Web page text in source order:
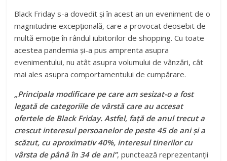
Black Friday s-a dovedit și în acest an un eveniment de o
magnitudine excepțională, care a provocat deosebit de
multă emoție în rândul iubitorilor de shopping. Cu toate
acestea pandemia și-a pus amprenta asupra
evenimentului, nu atât asupra volumului de vânzări, cât
mai ales asupra comportamentului de cumpărare.
„Principala modificare pe care am sesizat-o a fost
legată de categoriile de vârstă care au accesat
ofertele de Black Friday. Astfel, față de anul trecut a
crescut interesul persoanelor de peste 45 de ani și a
scăzut, cu aproximativ 40%, interesul tinerilor cu
vârsta de până în 34 de ani”, punctează reprezentanții